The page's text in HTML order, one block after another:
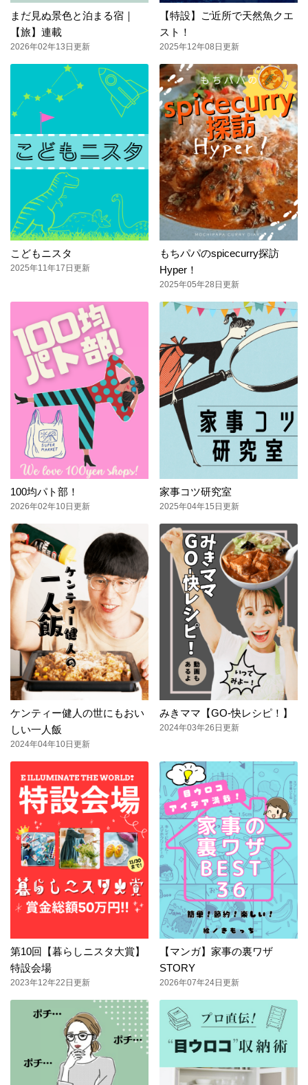
まだ見ぬ景色と泊まる宿｜
【旅】連載
2026年02年13日更新
【特設】ご近所で天然魚クエ
スト！
2025年12年08日更新
こどもニスタ
2025年11年17日更新
もちパパのspicecurry探訪
Hyper！
2025年05年28日更新
100均パト部！
2026年02年10日更新
家事コツ研究室
2025年04年15日更新
ケンティー健人の世にもおい
しい一人飯
2024年04年10日更新
みきママ【GO-快レシピ！】
2024年03年26日更新
第10回【暮らしニスタ大賞】
特設会場
2023年12年22日更新
【マンガ】家事の裏ワザ
STORY
2026年07年24日更新